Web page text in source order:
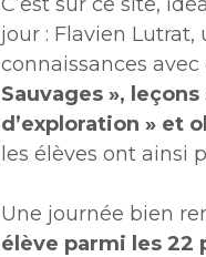
jour : Flavien
connaissances
Sauvages »,
d’exploration » et
les élèves ont ainsi
Une journée bien
élève parmi les 22